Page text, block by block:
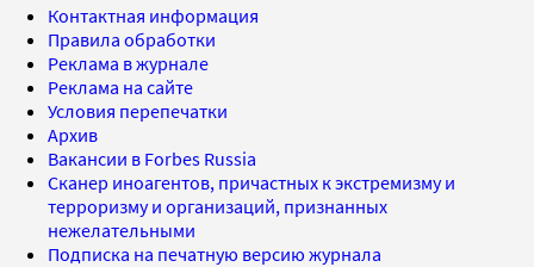
Контактная информация
Правила обработки
Реклама в журнале
Реклама на сайте
Условия перепечатки
Архив
Вакансии в Forbes Russia
Сканер иноагентов, причастных к экстремизму и
терроризму и организаций, признанных
нежелательными
Подписка на печатную версию журнала